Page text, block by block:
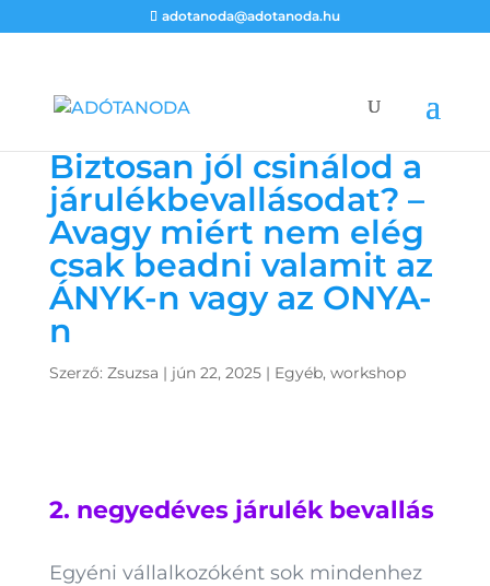
adotanoda@adotanoda.hu
Biztosan jól csinálod a
járulékbevallásodat? –
Avagy miért nem elég
csak beadni valamit az
ÁNYK-n vagy az ONYA-
n
Szerző: Zsuzsa | jún 22, 2025| Egyéb, workshop
2. negyedéves járulék bevallás
Egyéni vállalkozóként sok mindenhez